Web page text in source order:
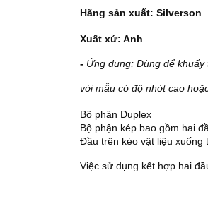
Hãng sản xuất: Silverson
Xuất xứ: Anh
- Ứng dụng; Dùng để
với mẫu có độ nhớt cao
Bộ phận Duplex
Bộ phận kép bao gồm hai
Đầu trên kéo vật liệu xuống
Việc sử dụng kết hợp hai